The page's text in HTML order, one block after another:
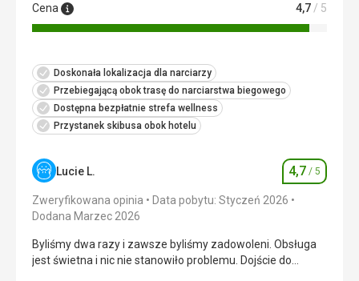
Cena 4,7 / 5
Doskonała lokalizacja dla narciarzy
Przebiegającą obok trasę do narciarstwa biegowego
Dostępna bezpłatnie strefa wellness
Przystanek skibusa obok hotelu
Lucie L. Ocena
4,7 / 5
Zweryfikowana opinia
Data pobytu: Styczeń 2026
Dodana Marzec 2026
Byliśmy dwa razy i zawsze byliśmy zadowoleni. Obsługa
jest świetna i nic nie stanowiło problemu. Dojście do